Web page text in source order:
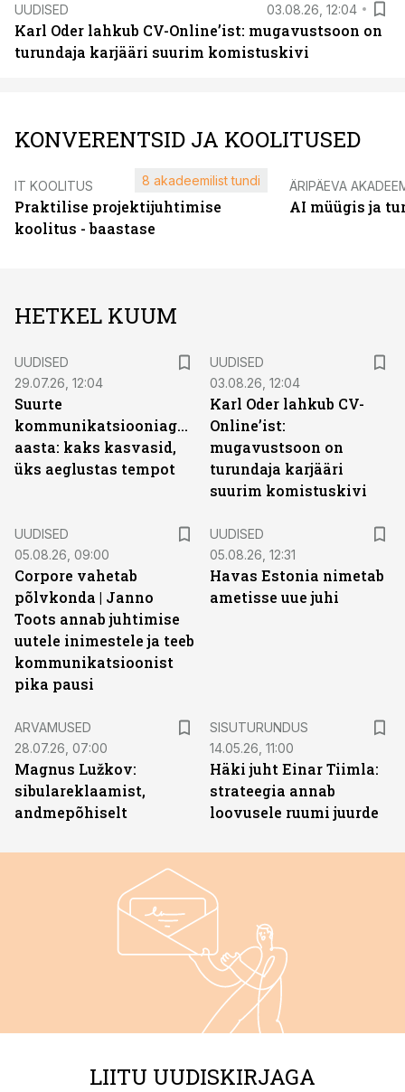
UUDISED 03.08.26, 12:04
Karl Oder lahkub CV-Online’ist: mugavustsoon on
turundaja karjääri suurim komistuskivi
KONVERENTSID JA KOOLITUSED
IT KOOLITUS
Praktilise projektijuhtimise
koolitus - baastase
8 akadeemilist tundi ÄRIPÄEVA
AI müügis ja
HETKEL KUUM
UUDISED
29.07.26, 12:04
Suurte
kommunikatsiooniagentuuride
aasta: kaks kasvasid,
üks aeglustas tempot
UUDISED
03.08.26, 12:04
Karl Oder lahkub CV-
Online’ist:
mugavustsoon on
turundaja karjääri
suurim komistuskivi
UUDISED
05.08.26, 09:00
Corpore vahetab
põlvkonda | Janno
Toots annab juhtimise
uutele inimestele ja teeb
kommunikatsioonist
pika pausi
UUDISED
05.08.26, 12:31
Havas Estonia nimetab
ametisse uue juhi
ARVAMUSED
28.07.26, 07:00
Magnus Lužkov:
sibulareklaamist,
andmepõhiselt
SISUTURUNDUS
14.05.26, 11:00
Häki juht Einar Tiimla:
strateegia annab
loovusele ruumi juurde
LIITU UUDISKIRJAGA